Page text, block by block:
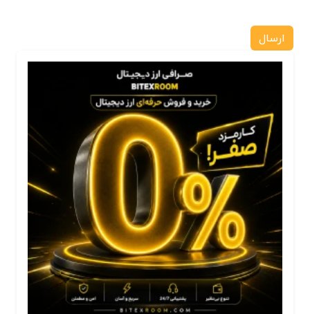
ارسال